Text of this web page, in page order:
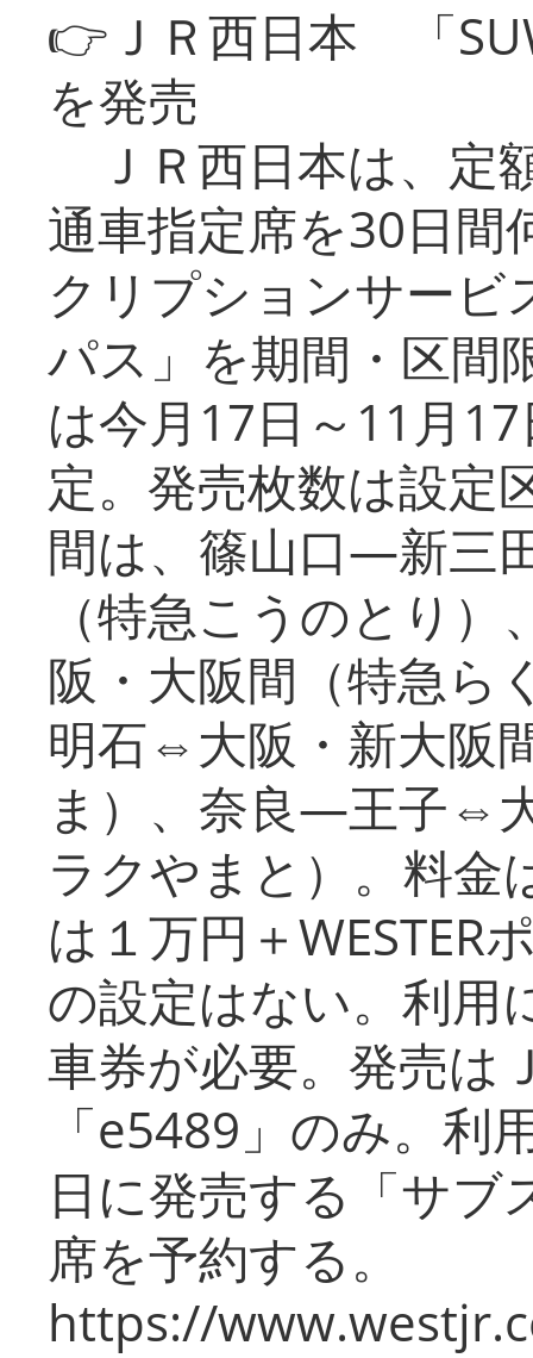
👉ＪＲ西日本 「
を発売
ＪＲ西日本は、定
通車指定席を30日間
クリプションサービ
パス」を期間・区間
は今月17日～11月
定。発売枚数は設定
間は、篠山口―新三
（特急こうのとり
阪・大阪間（特急
明石⇔大阪・新大阪
ま）、奈良―王子⇔
ラクやまと）。料金
は１万円＋WESTER
の設定はない。利用
車券が必要。発売は
「e5489」のみ。利
日に発売する「サブ
席を予約する。
https://